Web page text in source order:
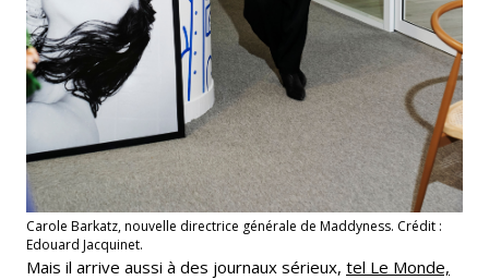
Carole Barkatz, nouvelle directrice générale de Maddyness. Crédit :
Edouard Jacquinet.
Mais il arrive aussi à des journaux sérieux, tel Le Monde,